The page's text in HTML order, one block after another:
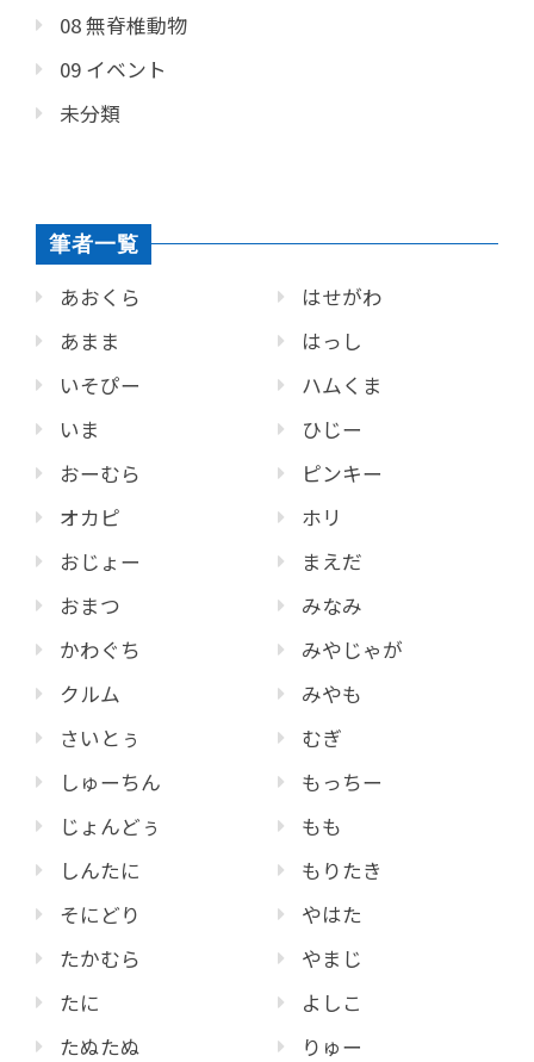
08 無脊椎動物
09 イベント
未分類
筆者一覧
あおくら
あまま
いそぴー
いま
おーむら
オカピ
おじょー
おまつ
かわぐち
クルム
さいとぅ
しゅーちん
じょんどぅ
しんたに
そにどり
たかむら
たに
たぬたぬ
はせがわ
はっし
ハムくま
ひじー
ピンキー
ホリ
まえだ
みなみ
みやじゃが
みやも
むぎ
もっちー
もも
もりたき
やはた
やまじ
よしこ
りゅー